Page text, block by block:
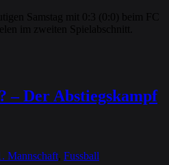
Samstag mit 0:3 (0:0) beim FC
im zweiten Spielabschnitt.
– Der Abstiegskampf
Mannschaft Fussball